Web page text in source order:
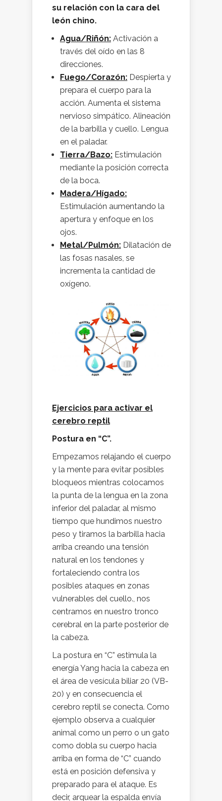
su relación con la cara del
león chino.
Agua/Riñón: Activación a
través del oído en las 8
direcciones.
Fuego/Corazón: Despierta y
prepara el cuerpo para la
acción. Aumenta el sistema
nervioso simpático. Alineación
de la barbilla y cuello. Lengua
en el paladar.
Tierra/Bazo: Estimulación
mediante la posición correcta
de la boca.
Madera/Hígado:
Estimulación aumentando la
apertura y enfoque en los
ojos.
Metal/Pulmón: Dilatación de
las fosas nasales, se
incrementa la cantidad de
oxígeno.
Ejercicios para activar el
cerebro reptil
Postura en “C”.
Empezamos relajando el cuerpo
y la mente para evitar posibles
bloqueos mientras colocamos
la punta de la lengua en la zona
inferior del paladar, al mismo
tiempo que hundimos nuestro
peso y tiramos la barbilla hacia
arriba creando una tensión
natural en los tendones y
fortaleciendo contra los
posibles ataques en zonas
vulnerables del cuello., nos
centramos en nuestro tronco
cerebral en la parte posterior de
la cabeza.
La postura en “C” estimula la
energía Yang hacia la cabeza en
el área de vesícula biliar 20 (VB-
20) y en consecuencia el
cerebro reptil se conecta. Como
ejemplo observa a cualquier
animal como un perro o un gato
como dobla su cuerpo hacia
arriba en forma de “C” cuando
está en posición defensiva y
preparado para el ataque. Es
decir, arquear la espalda envía